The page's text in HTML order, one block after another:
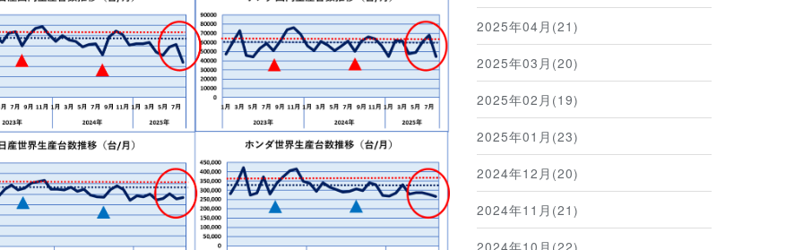
2025年04月(21)
2025年03月(20)
2025年02月(19)
2025年01月(23)
2024年12月(20)
2024年11月(21)